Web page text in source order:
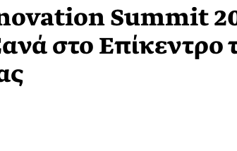
Summit
στο Επίκεντρο